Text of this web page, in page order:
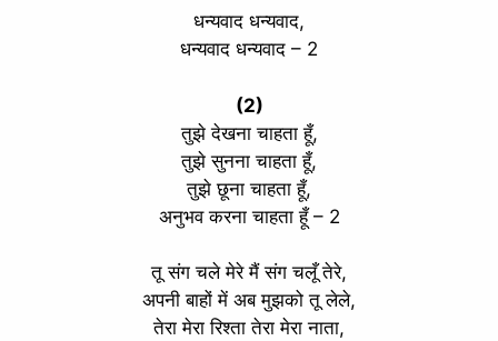
धन्यवाद धन्यवाद,
धन्यवाद धन्यवाद – 2
(2)
तुझे देखना चाहता हूँ,
तुझे सुनना चाहता हूँ,
तुझे छूना चाहता हूँ,
अनुभव करना चाहता हूँ – 2
तू संग चले मेरे मैं संग चलूँ तेरे,
अपनी बाहों में अब मुझको तू लेले,
तेरा मेरा रिश्ता तेरा मेरा नाता,